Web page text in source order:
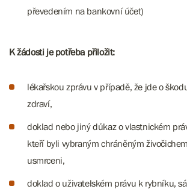
převedením na bankovní účet)
K žádosti je potřeba přiložit:
lékařskou zprávu v případě, že jde o
zdraví,
doklad nebo jiný důkaz o vlastnickém
kteří byli vybraným chráněným
usmrceni,
doklad o uživatelském právu k rybníku,